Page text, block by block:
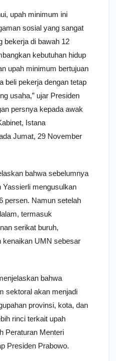
upah minimum ini
sosial yang sangat
bekerja di bawah 12
kebutuhan hidup
upah minimum bertujuan
beli pekerja dengan tetap
usaha,” ujar Presiden
persnya kepada awak
Istana
Jumat, 29 November
bahwa sebelumnya
Yassierli mengusulkan
persen. Namun setelah
termasuk
serikat buruh,
kenaikan UMN sebesar
bahwa
sektoral akan menjadi
provinsi, kota, dan
rinci terkait upah
Peraturan Menteri
Presiden Prabowo.